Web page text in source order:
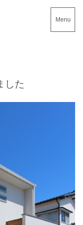
Menu
した